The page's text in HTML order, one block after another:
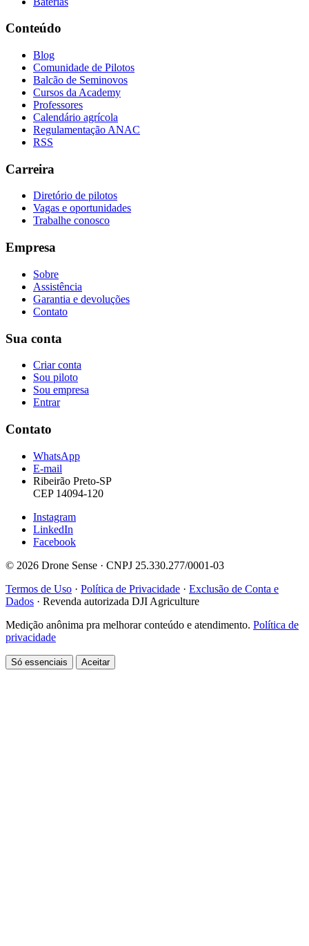
Conteúdo
Blog
Comunidade de Pilotos
Balcão de Seminovos
Cursos da Academy
Professores
Calendário agrícola
Regulamentação ANAC
RSS
Carreira
Diretório de pilotos
Vagas e oportunidades
Trabalhe conosco
Empresa
Sobre
Assistência
Garantia e devoluções
Contato
Sua conta
Criar conta
Sou piloto
Sou empresa
Entrar
Contato
WhatsApp
E-mail
Ribeirão Preto-SP
CEP 14094-120
Instagram
LinkedIn
Facebook
© 2026 Drone Sense · CNPJ 25.330.277/0001-03
Termos de Uso · Política de Privacidade · Exclusão de Conta e
Dados · Revenda autorizada DJI Agriculture
Medição anônima pra melhorar conteúdo e atendimento. Política de
privacidade
Só essenciais Aceitar